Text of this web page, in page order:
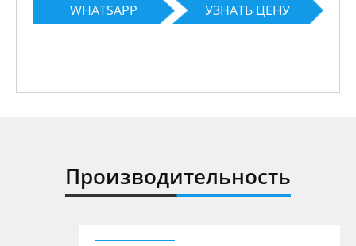
WHATSAPP УЗНАТЬ ЦЕНУ
Производительность